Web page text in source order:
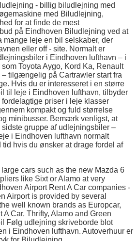
- billig biludlejning med
med Biludlejning,
for at finde de mest
på Eindhoven Biludlejning ved at
mange leje en bil selskaber, der
eller off - site. Normalt er
i Eindhoven lufthavn – i
Toyota Aygo, Kord Ka, Renault
tilgængelig på Cartrawler start fra
Hvis du er interesseret i en større
til leje i Eindhoven lufthavn, tilbyder
priser i leje klasser
kompakt og fuld størrelse
minibusser. Bemærk venligst, at
gruppe af udlejningsbiler –
i Eindhoven lufthavn normalt
hvis du ønsker at drage fordel af
cars such as the new Mazda 6
like Sixt or Alamo at very
Airport Rent A Car companies -
Airport is provided by several
well known brands as Europcar,
A Car, Thrifty, Alamo and Green
Følg udlejning skriveborde blot
i Eindhoven lufthavn. Autoverhuur er